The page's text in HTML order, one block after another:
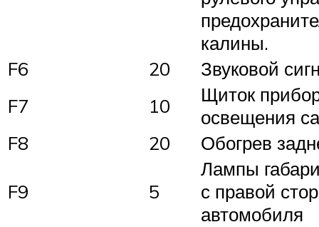
калины.
F6
20
Звуковой
F7
10
Щиток
освещения
F8
20 Обогрев
F9 5
Лампы
с правой
автомобиля